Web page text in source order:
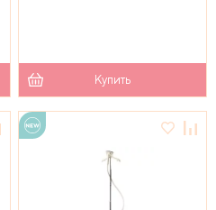
Купить